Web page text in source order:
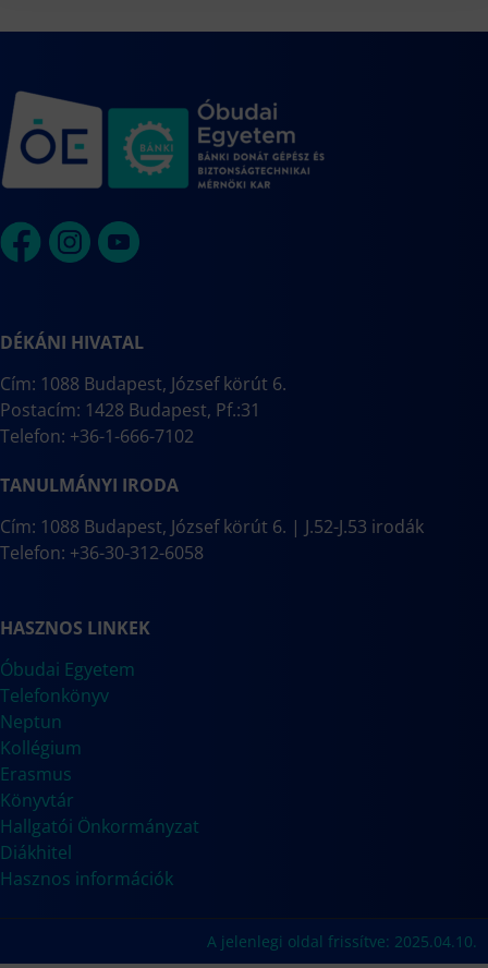
DÉKÁNI HIVATAL
Cím: 1088 Budapest, József körút 6.
Postacím: 1428 Budapest, Pf.:31
Telefon: +36-1-666-7102
TANULMÁNYI IRODA
Cím: 1088 Budapest, József körút 6. | J.52-J.53 irodák
Telefon: +36-30-312-6058
HASZNOS LINKEK
Óbudai Egyetem
Telefonkönyv
Neptun
Kollégium
Erasmus
Könyvtár
Hallgatói Önkormányzat
Diákhitel
Hasznos információk
A jelenlegi oldal frissítve: 2025.04.10.